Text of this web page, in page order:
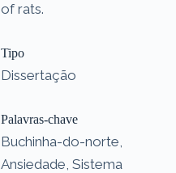
of rats.
Tipo
Dissertação
Palavras-chave
Buchinha-do-norte,
Ansiedade, Sistema